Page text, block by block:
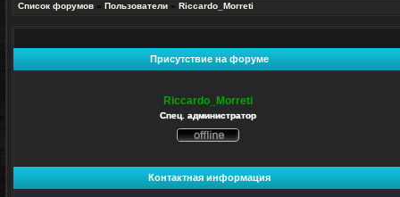
Список форумов » Пользователи » Riccardo_Morreti
Присутствие на форуме
Riccardo_Morreti
Спец. администратор
сети
Контактная информация